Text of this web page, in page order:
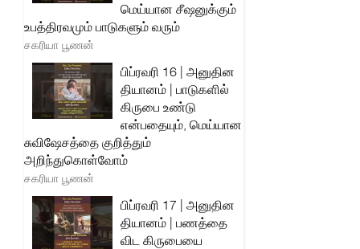
மெய்யான சீஷனுக்கும்
உபத்திரவமும் பாடுகளும் வரும்
சகரியா பூணன்
பிப்ரவரி 16 | அனுதின
தியானம் | பாடுகளில்
கிருபை உண்டு
என்பதையும், மெய்யான
சுவிஷேசத்தை குறித்தும்
அறிந்துகொள்வோம்
சகரியா பூணன்
பிப்ரவரி 17 | அனுதின
தியானம் | பணத்தை
விட கிருபையை